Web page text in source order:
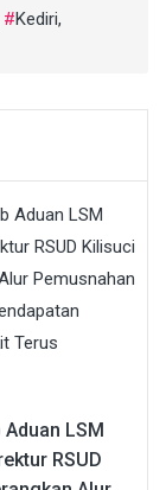
Kediri,
LSM
RSUD